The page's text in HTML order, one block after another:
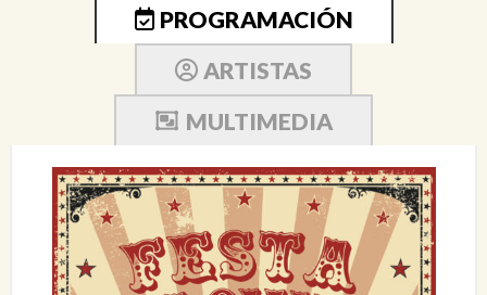
PROGRAMACIÓN
ARTISTAS
MULTIMEDIA